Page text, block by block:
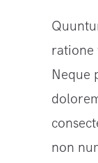
ratione
Neque
non